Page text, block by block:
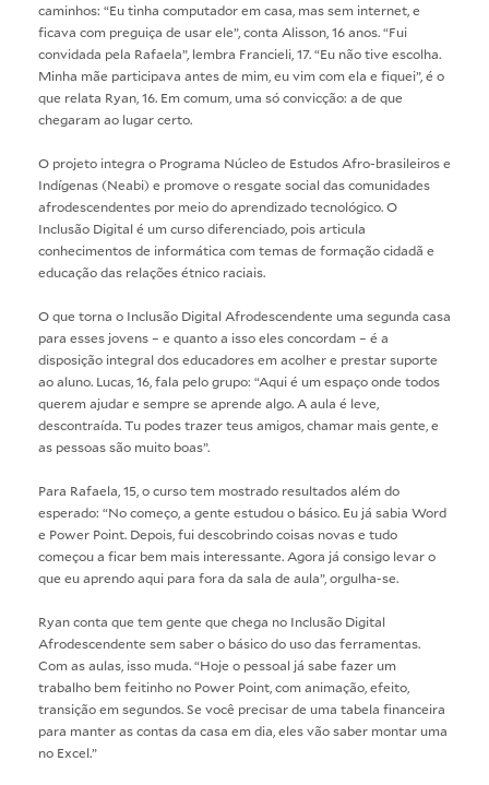
caminhos: “Eu tinha computador em casa, mas sem internet, e
ficava com preguiça de usar ele”, conta Alisson, 16 anos. “Fui
convidada pela Rafaela”, lembra Francieli, 17. “Eu não tive escolha.
Minha mãe participava antes de mim, eu vim com ela e fiquei”, é o
que relata Ryan, 16. Em comum, uma só convicção: a de que
chegaram ao lugar certo.
O projeto integra o Programa Núcleo de Estudos Afro-brasileiros e
Indígenas (Neabi) e promove o resgate social das comunidades
afrodescendentes por meio do aprendizado tecnológico. O
Inclusão Digital é um curso diferenciado, pois articula
conhecimentos de informática com temas de formação cidadã e
educação das relações étnico raciais.
O que torna o Inclusão Digital Afrodescendente uma segunda casa
para esses jovens – e quanto a isso eles concordam – é a
disposição integral dos educadores em acolher e prestar suporte
ao aluno. Lucas, 16, fala pelo grupo: “Aqui é um espaço onde todos
querem ajudar e sempre se aprende algo. A aula é leve,
descontraída. Tu podes trazer teus amigos, chamar mais gente, e
as pessoas são muito boas”.
Para Rafaela, 15, o curso tem mostrado resultados além do
esperado: “No começo, a gente estudou o básico. Eu já sabia Word
e Power Point. Depois, fui descobrindo coisas novas e tudo
começou a ficar bem mais interessante. Agora já consigo levar o
que eu aprendo aqui para fora da sala de aula”, orgulha-se.
Ryan conta que tem gente que chega no Inclusão Digital
Afrodescendente sem saber o básico do uso das ferramentas.
Com as aulas, isso muda. “Hoje o pessoal já sabe fazer um
trabalho bem feitinho no Power Point, com animação, efeito,
transição em segundos. Se você precisar de uma tabela financeira
para manter as contas da casa em dia, eles vão saber montar uma
no Excel.”